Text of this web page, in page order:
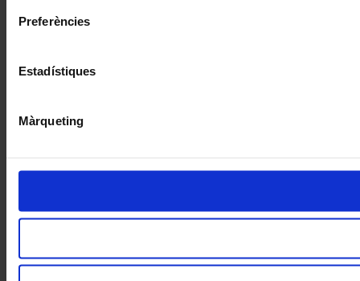
Preferències
Estadístiques
Màrqueting